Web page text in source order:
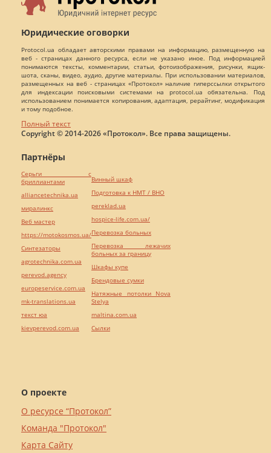
Юридические оговорки
Protocol.ua обладает авторскими правами на информацию, размещенную на
веб - страницах данного ресурса, если не указано иное. Под информацией
понимаются тексты, комментарии, статьи, фотоизображения, рисунки, ящик-
шота, сканы, видео, аудио, другие материалы. При использовании материалов,
размещенных на веб - страницах «Протокол» наличие гиперссылки открытого
для индексации поисковыми системами на protocol.ua обязательна. Под
использованием понимается копирования, адаптация, рерайтинг, модификация
и тому подобное.
Полный текст
Copyright © 2014-2026 «Протокол». Все права защищены.
О проекте
О ресурсе “Протокол”
Команда "Протокол"
Карта Сайту
Партнёры
Серьги с
бриллиантами
alliancetechnika.ua
миралинкс
Веб мастер
https://motokosmos.ua/
Синтезаторы
agrotechnika.com.ua
perevod.agency
europeservice.com.ua
mk-translations.ua
текст юа
kievperevod.com.ua
Винный шкаф
Подготовка к НМТ / ВНО
pereklad.ua
hospice-life.com.ua/
Перевозка больных
Перевозка лежачих
больных за границу
Шкафы купе
Брендовые сумки
Натяжные потолки Nova
Stelya
maltina.com.ua
Cылки